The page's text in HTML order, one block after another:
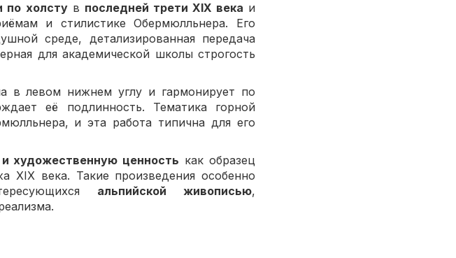
по холстув последней трети XIX века и
и стилистике Обермюлльнера. Его
среде, детализированная передача
для академической школы строгость
в левом нижнем углу и гармонирует по
её подлинность. Тематика горной
и эта работа типична для его
художественную ценность как образец
XIX века. Такие произведения особенно
альпийской живописью,